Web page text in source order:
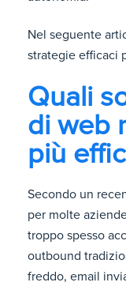
Nel seguente
strategie efficaci
Quali
di web
più
Secondo un
per molte
troppo spesso
outbound
freddo, email